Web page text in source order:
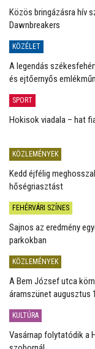
Közös bringázásra hív
Dawnbreakers
KÖZÉLET
A legendás
és ejtőernyős
SPORT
Hokisok viadala – hat
KÖZLEMÉNYEK
Kedd éjfélig
hőségriasztást
FEHÉRVÁRI SZÍNES
Sajnos az eredmény
parkokban
KÖZLEMÉNYEK
A Bem József utca
áramszünet augusztus
KULTÚRA
Vasárnap folytatódik a